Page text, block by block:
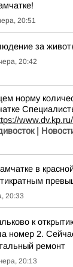
20:51
за
20:42
норму
|
в
20:33
к
номер 2.
ремонт
20:13